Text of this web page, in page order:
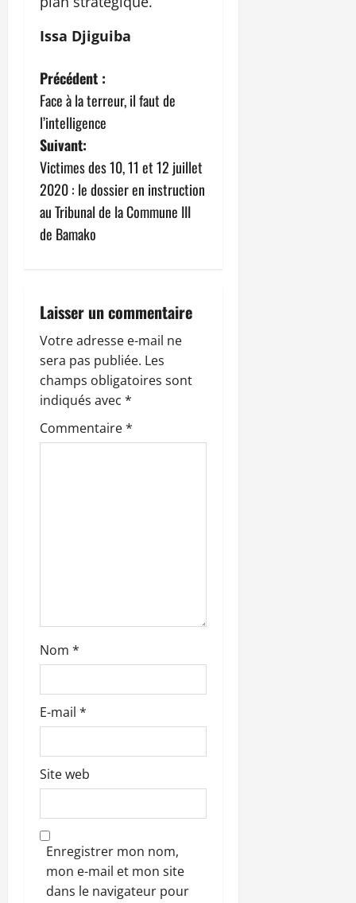
Issa Djiguiba
N
a
v
i
g
a
i
o
n
d
’
c
l
Précédent :
Face à la terreur, il faut de
l’intelligence
Suivant:
Victimes des 10, 11 et 12 juillet
2020 : le dossier en instruction
au Tribunal de la Commune III
de Bamako
Laisser un commentaire
Votre adresse e-mail ne
sera pas publiée. Les
champs obligatoires sont
indiqués avec *
Commentaire*
Nom *
E-mail *
Site web
Enregistrer mon nom,
mon e-mail et mon site
dans le navigateur pour